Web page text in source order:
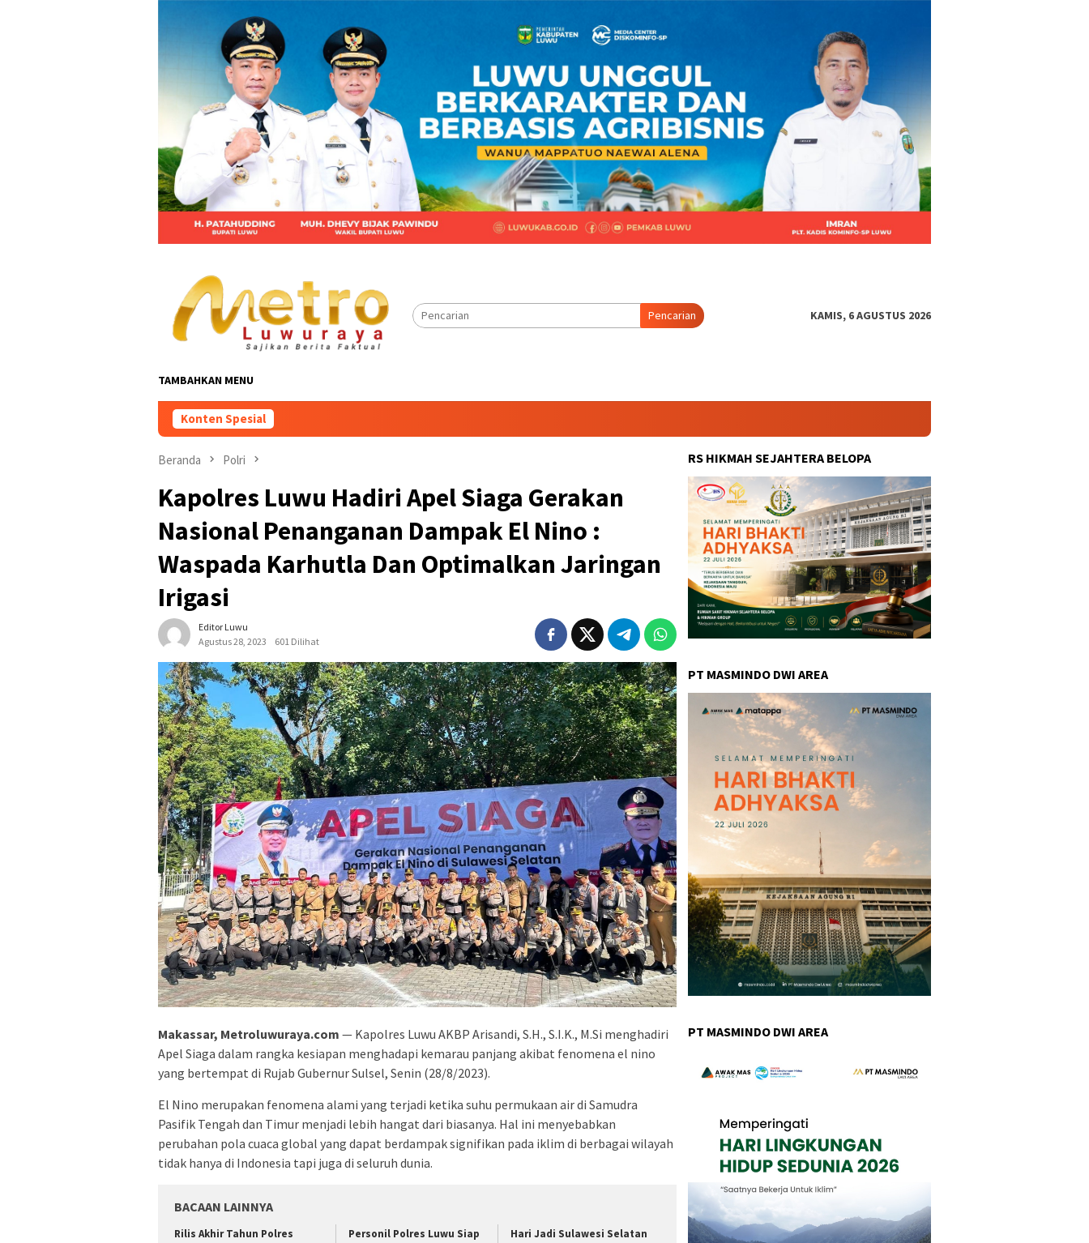
Pencarian KAMIS, 6 AGUSTUS 2026
TAMBAHKAN MENU
Konten Spesial
Beranda Polri
Kapolres Luwu Hadiri Apel Siaga Gerakan
Nasional Penanganan Dampak El Nino :
Waspada Karhutla Dan Optimalkan Jaringan
Irigasi
Editor Luwu
Agustus 28, 2023
601 Dilihat
Makassar, Metroluwuraya.com — Kapolres Luwu AKBP Arisandi, S.H., S.I.K., M.Si menghadiri
Apel Siaga dalam rangka kesiapan menghadapi kemarau panjang akibat fenomena el nino
yang bertempat di Rujab Gubernur Sulsel, Senin (28/8/2023).
El Nino merupakan fenomena alami yang terjadi ketika suhu permukaan air di Samudra
Pasifik Tengah dan Timur menjadi lebih hangat dari biasanya. Hal ini menyebabkan
perubahan pola cuaca global yang dapat berdampak signifikan pada iklim di berbagai wilayah
tidak hanya di Indonesia tapi juga di seluruh dunia.
BACAAN LAINNYA
Rilis Akhir Tahun Polres
Personil Polres Luwu Siap
Hari Jadi Sulawesi Selatan
RS HIKMAH SEJAHTERA BELOPA
PT MASMINDO DWI AREA
PT MASMINDO DWI AREA